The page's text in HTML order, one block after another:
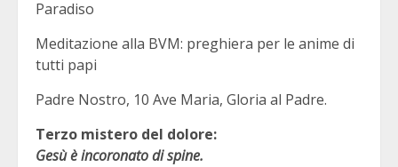
Paradiso
Meditazione alla BVM: preghiera per le anime di
tutti papi
Padre Nostro, 10 Ave Maria, Gloria al Padre.
Terzo mistero del dolore:
Gesù è incoronato di spine.